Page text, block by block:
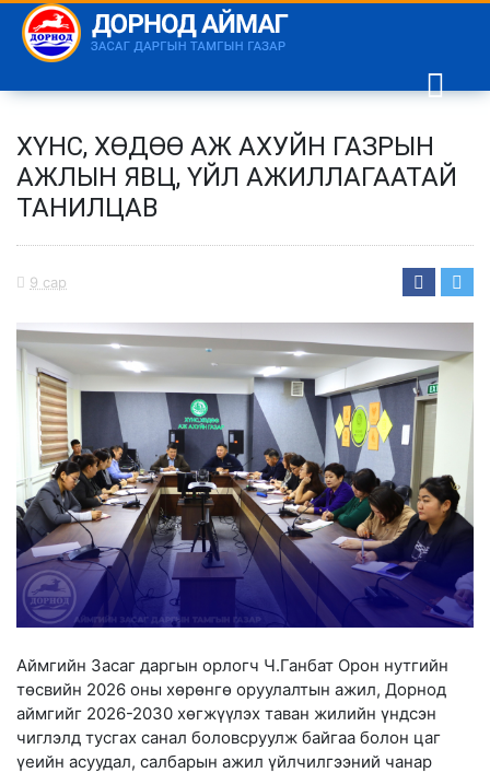
ХҮНС, ХӨДӨӨ АЖ АХУЙН ГАЗРЫН
АЖЛЫН ЯВЦ, ҮЙЛ АЖИЛЛАГААТАЙ
ТАНИЛЦАВ
9 сар
Аймгийн Засаг даргын орлогч Ч.Ганбат Орон нутгийн
төсвийн 2026 оны хөрөнгө оруулалтын ажил, Дорнод
аймгийг 2026-2030 хөгжүүлэх таван жилийн үндсэн
чиглэлд тусгах санал боловсруулж байгаа болон цаг
үеийн асуудал, салбарын ажил үйлчилгээний чанар